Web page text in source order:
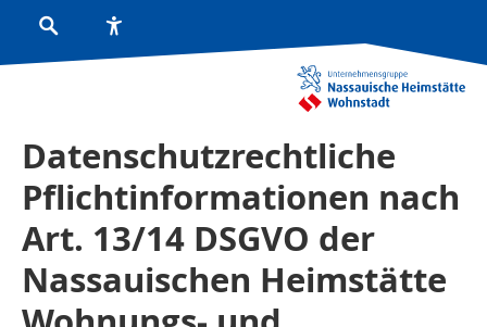
Datenschutzrechtliche
Pflichtinformationen nach
Art. 13/14 DSGVO der
Nassauischen Heimstätte